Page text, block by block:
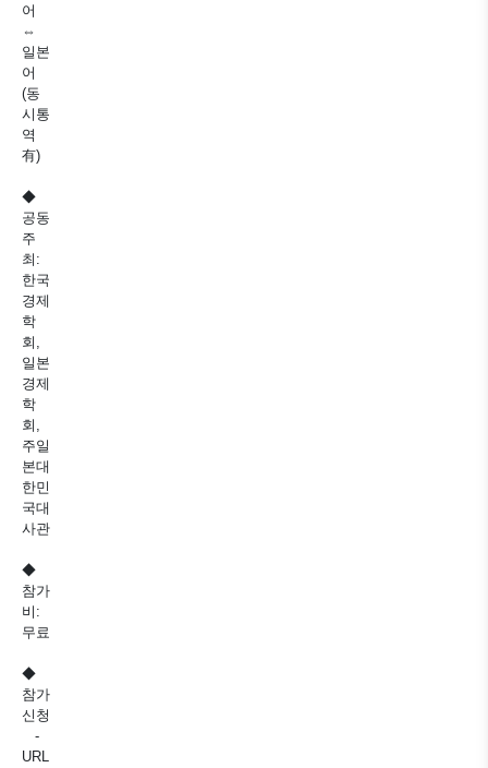
어
⇔
일본
어
(동
시통
역
有)
◆
공동
주
최:
한국
경제
학
회,
일본
경제
학
회,
주일
본대
한민
국대
사관
◆
참가
비:
무료
◆
참가
신청
-
URL